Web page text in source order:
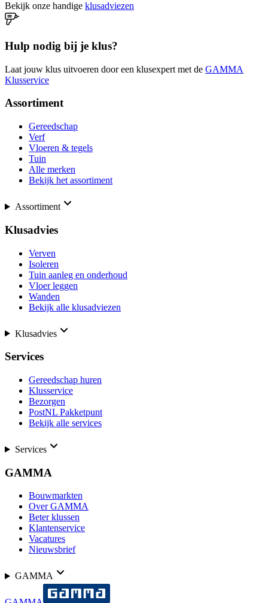
Bekijk onze handige klusadviezen
Hulp nodig bij je klus?
Laat jouw klus uitvoeren door een klusexpert met de GAMMA
Klusservice
Assortiment
Gereedschap
Verf
Vloeren & tegels
Tuin
Alle merken
Bekijk het assortiment
Assortiment
Klusadvies
Verven
Isoleren
Tuin aanleg en onderhoud
Vloer leggen
Wanden
Bekijk alle klusadviezen
Klusadvies
Services
Gereedschap huren
Klusservice
Bezorgen
PostNL Pakketpunt
Bekijk alle services
Services
GAMMA
Bouwmarkten
Over GAMMA
Beter klussen
Klantenservice
Vacatures
Nieuwsbrief
GAMMA